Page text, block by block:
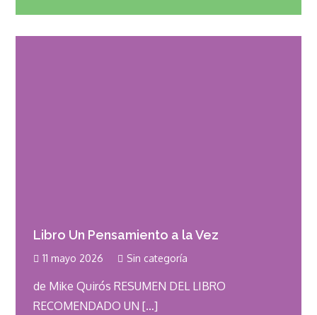
Libro Un Pensamiento a la Vez
11 mayo 2026 Sin categoría
de Mike Quirós RESUMEN DEL LIBRO
RECOMENDADO UN […]